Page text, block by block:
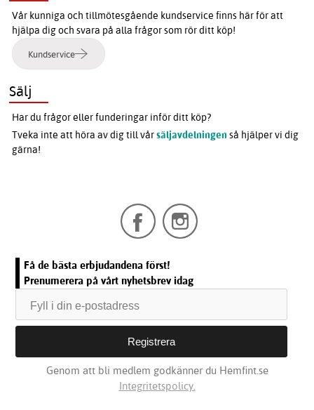
Vår kunniga och tillmötesgående kundservice finns här för att
hjälpa dig och svara på alla frågor som rör ditt köp!
Kundservice
Sälj
Har du frågor eller funderingar inför ditt köp?
Tveka inte att höra av dig till vårsäljavdelningen så hjälper vi dig
gärna!
Få de bästa erbjudandena först!
Prenumerera på vårt nyhetsbrev idag
Genom att bli medlem godkänner du Hemfint.se
Integritetspolicy.